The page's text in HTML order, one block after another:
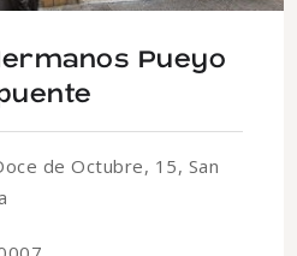
Pueyo
de Octubre, 15, San